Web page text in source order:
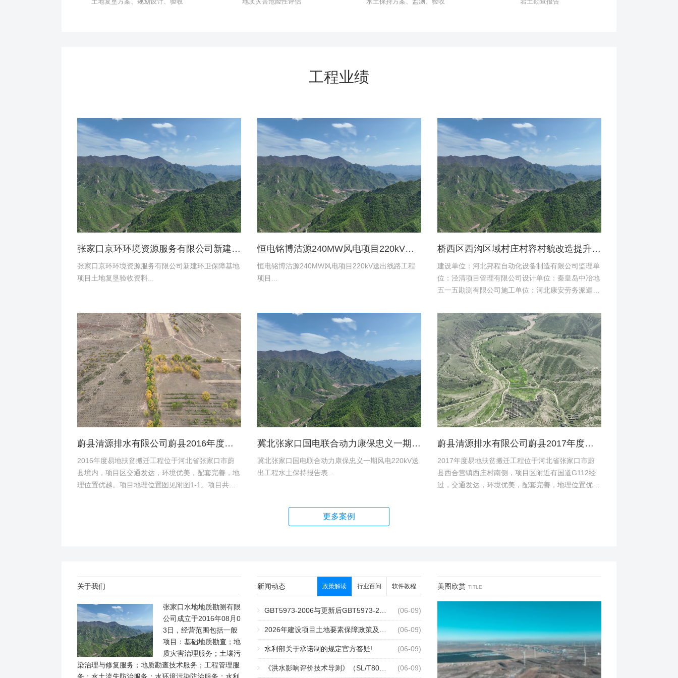
工程业绩
张家口京环环境资源服务有限公司新建环卫保障基地项目土地复垦验收资料
张家口京环环境资源服务有限公司新建环卫保障基地
项目土地复垦验收资料...
恒电铭博沽源240MW风电项目220kV送出线路工程项目土地复垦验收资料
恒电铭博沽源240MW风电项目220kV送出线路工程
项目...
桥西区西沟区域村庄村容村貌改造提升及基础设施建设项目堆料场土地复垦验收资料
建设单位：河北邦程自动化设备制造有限公司监理单
位：泾清项目管理有限公司设计单位：秦皇岛中冶地
五一五勘测有限公司施工单位：河北康安劳务派遣有
设施建设项目堆料...
蔚县清源排水有限公司蔚县2016年度易地扶贫搬迁工程水土保持方案
2016年度易地扶贫搬迁工程位于河北省张家口市蔚
县境内，项目区交通发达，环境优美，配套完善，地
理位置优越。项目地理位置图见附图1-1。项目共建1
冀北张家口国电联合动力康保忠义一期风电220kV送出工程水土保持报告表
冀北张家口国电联合动力康保忠义一期风电220kV送
出工程水土保持报告表...
蔚县清源排水有限公司蔚县2017年度易地扶贫搬迁工程（一期）水土保持方案
2017年度易地扶贫搬迁工程位于河北省张家口市蔚
县西合营镇西庄村南侧，项目区附近有国道G112经
过，交通发达，环境优美，配套完善，地理位置优
更多案例
关于我们
张家口水地地质勘测有限
公司成立于2016年08月0
3日，经营范围包括一般
项目：基础地质勘查；地
质灾害治理服务；土壤污
染治理与修复服务；地质勘查技术服务；工程管理服
新闻动态 政策解读 行业百问 软件教程
2个月前
(06-09)
2个月前
(06-09)
2个月前
(06-09)
水利部关于承诺制的规定官方答疑!
2个月前
(06-09)
《洪水影响评价技术导则》（SL/T808-2025）核心解读
美图欣赏 TITLE